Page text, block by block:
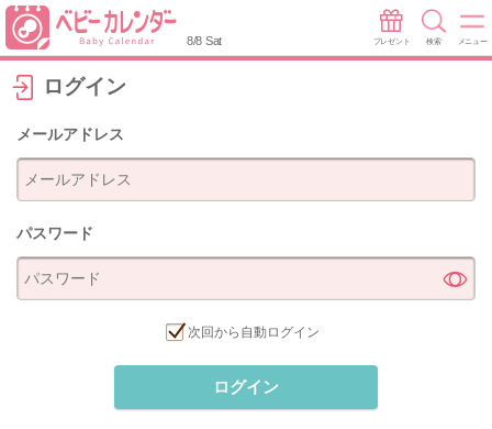
8/8 Sat プレゼント 検索 メニュー
ログイン
メールアドレス
パスワード
次回から自動ログイン
ログイン